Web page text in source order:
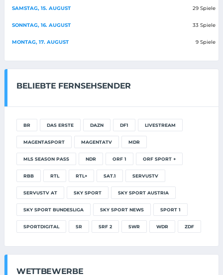
SAMSTAG, 15. AUGUST 29 Spiele
SONNTAG, 16. AUGUST 33 Spiele
MONTAG, 17. AUGUST 9 Spiele
BELIEBTE FERNSEHSENDER
BR DAS ERSTE DAZN DF1 LIVESTREAM
MAGENTASPORT MAGENTATV MDR
MLS SEASON PASS NDR ORF 1 ORF SPORT +
RBB RTL RTL+ SAT.1 SERVUSTV
SERVUSTV AT SKY SPORT SKY SPORT AUSTRIA
SKY SPORT BUNDESLIGA SKY SPORT NEWS SPORT 1
SPORTDIGITAL SR SRF 2 SWR WDR ZDF
WETTBEWERBE